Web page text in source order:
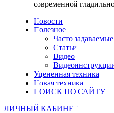
современной
Новости
Полезное
Часто
Статьи
Видео
Уцененная техника
Новая техника
ПОИСК ПО САЙТУ
ЛИЧНЫЙ КАБИНЕТ